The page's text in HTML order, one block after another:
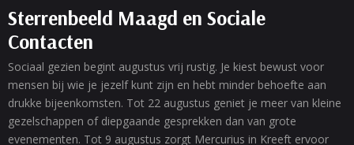
Sterrenbeeld Maagd en Sociale
Contacten
Sociaal gezien begint augustus vrij rustig. Je kiest bewust voor
mensen bij wie je jezelf kunt zijn en hebt minder behoefte aan
drukke bijeenkomsten. Tot 22 augustus geniet je meer van kleine
gezelschappen of diepgaande gesprekken dan van grote
evenementen. Tot 9 augustus zorgt Mercurius in Kreeft ervoor